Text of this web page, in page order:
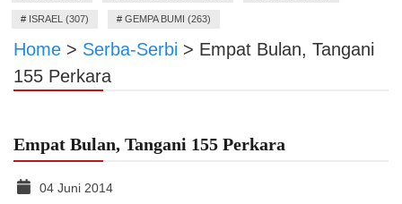
# ISRAEL (307) # GEMPA BUMI (263)
Home > Serba-Serbi > Empat Bulan, Tangani
155 Perkara
Empat Bulan, Tangani 155 Perkara
04 Juni 2014